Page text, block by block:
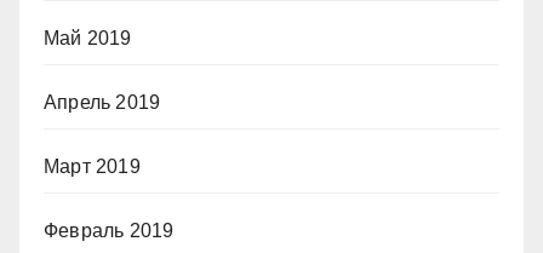
Май 2019
Апрель 2019
Март 2019
Февраль 2019